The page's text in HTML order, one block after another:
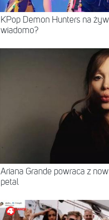
KPop Demon Hunters na
wiadomo?
Ariana Grande powraca z
petal